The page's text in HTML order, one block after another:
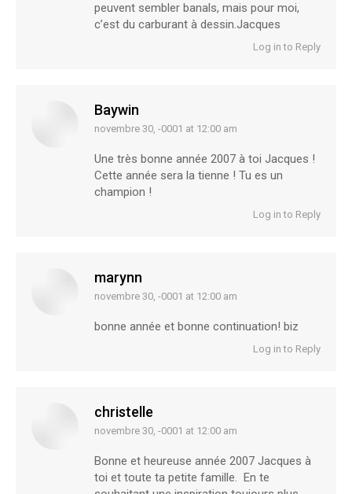
peuvent sembler banals, mais pour moi,
c’est du carburant à dessin.Jacques
Log in to Reply
Baywin
says:
novembre 30, -0001 at 12:00 am
Une très bonne année 2007 à toi Jacques !
Cette année sera la tienne ! Tu es un
champion !
Log in to Reply
marynn
says:
novembre 30, -0001 at 12:00 am
bonne année et bonne continuation! biz
Log in to Reply
christelle
says:
novembre 30, -0001 at 12:00 am
Bonne et heureuse année 2007 Jacques à
toi et toute ta petite famille. En te